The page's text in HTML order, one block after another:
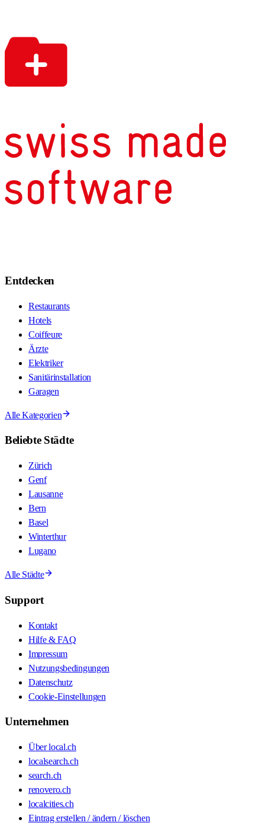
Entdecken
Restaurants
Hotels
Coiffeure
Ärzte
Elektriker
Sanitärinstallation
Garagen
Alle Kategorien
Beliebte Städte
Zürich
Genf
Lausanne
Bern
Basel
Winterthur
Lugano
Alle Städte
Support
Kontakt
Hilfe & FAQ
Impressum
Nutzungsbedingungen
Datenschutz
Cookie-Einstellungen
Unternehmen
Über local.ch
localsearch.ch
search.ch
renovero.ch
localcities.ch
Eintrag erstellen / ändern / löschen